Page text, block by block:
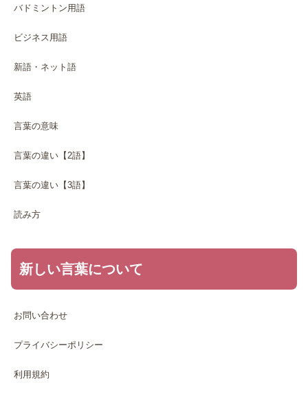
バドミントン用語
ビジネス用語
新語・ネット語
英語
言葉の意味
言葉の違い【2語】
言葉の違い【3語】
読み方
新しい言葉について
お問い合わせ
プライバシーポリシー
利用規約